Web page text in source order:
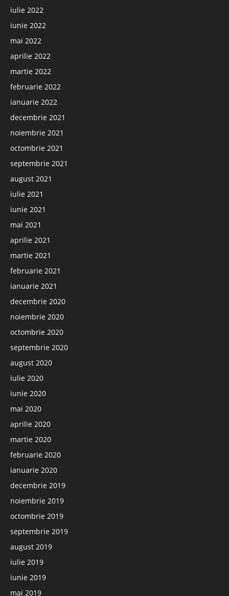
iulie 2022
iunie 2022
mai 2022
aprilie 2022
martie 2022
februarie 2022
ianuarie 2022
decembrie 2021
noiembrie 2021
octombrie 2021
septembrie 2021
august 2021
iulie 2021
iunie 2021
mai 2021
aprilie 2021
martie 2021
februarie 2021
ianuarie 2021
decembrie 2020
noiembrie 2020
octombrie 2020
septembrie 2020
august 2020
iulie 2020
iunie 2020
mai 2020
aprilie 2020
martie 2020
februarie 2020
ianuarie 2020
decembrie 2019
noiembrie 2019
octombrie 2019
septembrie 2019
august 2019
iulie 2019
iunie 2019
mai 2019